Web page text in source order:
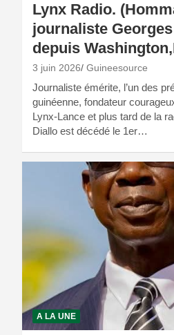
Lynx Radio.
journaliste
depuis
3 juin 2026 Guineesource
Journaliste émérite, l’un des
guinéenne, fondateur
Lynx-Lance et plus tard de la
Diallo est décédé le 1er…
A LA UNE